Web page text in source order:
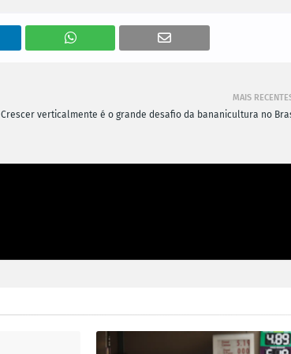
MAIS
Crescer verticalmente é o grande desafio da bananicultura no